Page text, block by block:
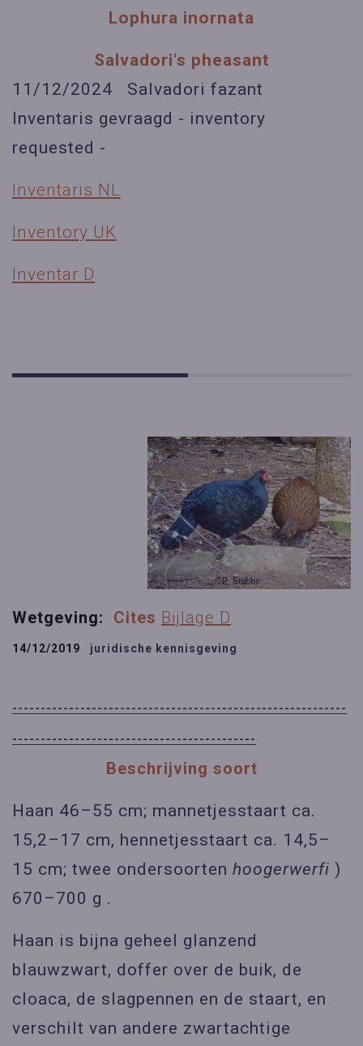
Lophura inornata
Salvadori's pheasant
11/12/2024 Salvadori fazant
Inventaris gevraagd - inventory
requested -
Inventaris NL
Inventory UK
Inventar D
Wetgeving: Cites Bijlage D
14/12/2019 juridische kennisgeving
-----------------------------------------------------------
-------------------------------------------
Beschrijving soort
Haan 46–55 cm; mannetjesstaart ca.
15,2–17 cm, hennetjesstaart ca. 14,5–
15 cm; twee ondersoorten hoogerwerfi )
670–700 g .
Haan is bijna geheel glanzend
blauwzwart, doffer over de buik, de
cloaca, de slagpennen en de staart, en
verschilt van andere zwartachtige